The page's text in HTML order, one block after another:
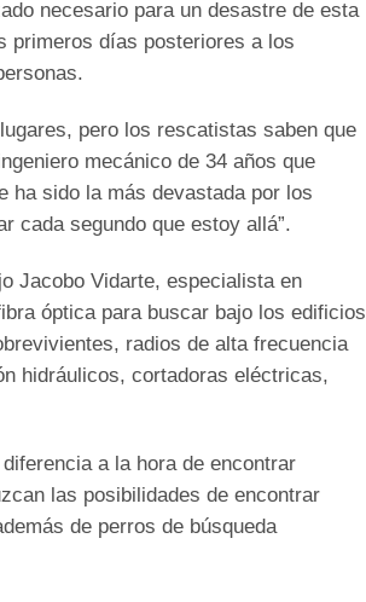
necesario para un desastre de esta
primeros días posteriores a los
pero los rescatistas saben que
mecánico de 34 años que
ha sido la más devastada por los
cada segundo que estoy allá”.
Jacobo Vidarte, especialista en
óptica para buscar bajo los edificios
radios de alta frecuencia
hidráulicos, cortadoras eléctricas,
a la hora de encontrar
las posibilidades de encontrar
de perros de búsqueda